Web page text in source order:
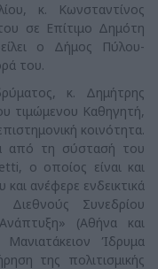
κ. Κωνσταντίνος
σε Επίτιμο Δημότη
ο Δήμος Πύλου-
του.
κ. Δημήτρης
τιμώμενου Καθηγητή,
κοινότητα.
από τη σύστασή του
ο οποίος είναι και
ανέφερε ενδεικτικά
Συνεδρίου
(Αθήνα και
Ίδρυμα
της πολιτισμικής